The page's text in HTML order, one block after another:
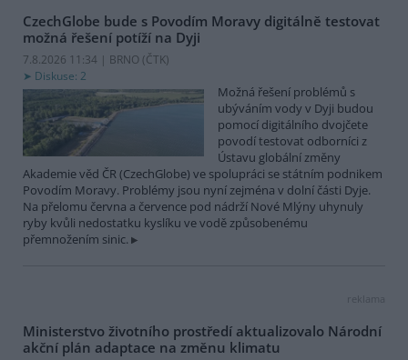
CzechGlobe bude s Povodím Moravy digitálně testovat
možná řešení potíží na Dyji
7.8.2026 11:34 | BRNO (ČTK)
Diskuse: 2
Možná řešení problémů s
ubýváním vody v Dyji budou
pomocí digitálního dvojčete
povodí testovat odborníci z
Ústavu globální změny
Akademie věd ČR (CzechGlobe) ve spolupráci se státním podnikem
Povodím Moravy. Problémy jsou nyní zejména v dolní části Dyje.
Na přelomu června a července pod nádrží Nové Mlýny uhynuly
ryby kvůli nedostatku kyslíku ve vodě způsobenému
přemnožením sinic.
reklama
Ministerstvo životního prostředí aktualizovalo Národní
akční plán adaptace na změnu klimatu